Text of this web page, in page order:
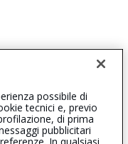
ROMA (RM)
possibile di
tecnici e, previo
di prima
pubblicitari